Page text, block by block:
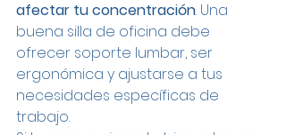
afectar tu concentración. Una
buena silla de oficina debe
ofrecer soporte lumbar, ser
ergonómica y ajustarse a tus
necesidades específicas de
trabajo.